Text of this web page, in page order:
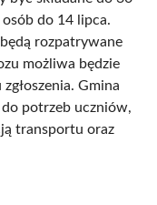
do 14 lipca.
rozpatrywane
możliwa będzie
Gmina
potrzeb uczniów,
transportu oraz